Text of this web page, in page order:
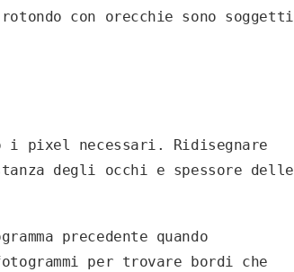
con orecchie sono soggetti
i pixel necessari. Ridisegnare
degli occhi e spessore delle
precedente quando
per trovare bordi che